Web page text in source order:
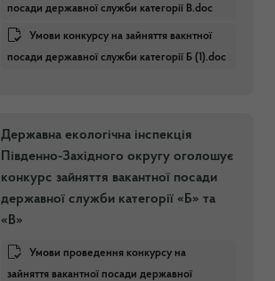
посади державної служби категорії В.doc
Умови конкурсу на зайняття вакнтної
посади державної служби категорії Б (1).doc
Державна екологічна інспекція
Південно-Західного округу оголошує
конкурс зайняття вакантної посади
державної служби категорії «Б» та
«В»
Умови проведення конкурсу на
зайняття вакантної посади державної